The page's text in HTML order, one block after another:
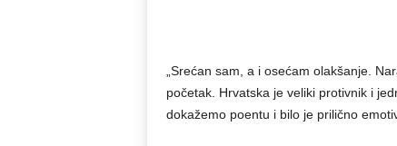
„Srećan sam, a i osećam olakšanje.
početak. Hrvatska je veliki protivnik i
dokažemo poentu i bilo je prilično